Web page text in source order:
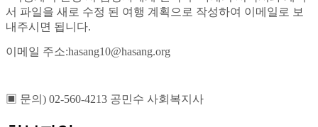
서 파일을 새로 수정 된 여행 계획으로 작성하여 이메일로 보
내주시면 됩니다.
이메일 주소:hasang10@hasang.org
▣ 문의 ) 02-560-4213 공민수 사회복지사